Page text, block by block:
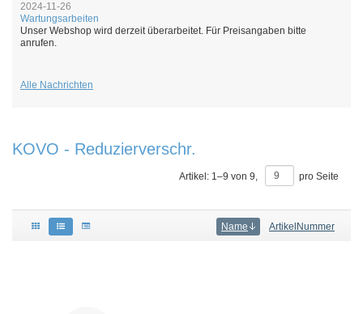
2024-11-26
Wartungsarbeiten
Unser Webshop wird derzeit überarbeitet. Für Preisangaben bitte
anrufen.
Alle Nachrichten
KOVO - Reduzierverschr.
Artikel: 1–9 von 9, pro Seite
Name ArtikelNummer